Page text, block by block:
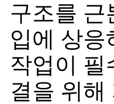
구조를 근
입에 상응
작업이 필
결을 위해